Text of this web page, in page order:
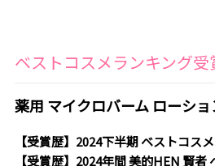
ベストコスメランキング
薬用 マイクロバーム ローショ
【受賞歴】2024下半期 ベストコス
【受賞歴】2024年間 美的HEN 賢